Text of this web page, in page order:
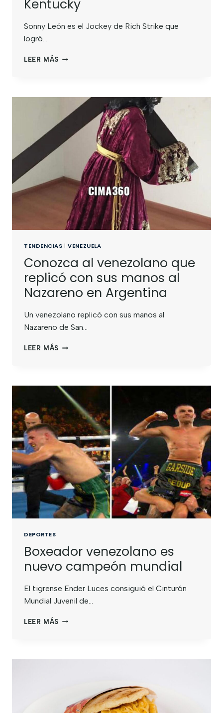
Kentucky
Sonny León es el Jockey de Rich Strike que
logró…
LEER MÁS
TENDENCIAS |VENEZUELA
Conozca al venezolano que
replicó con sus manos al
Nazareno en Argentina
Un venezolano replicó con sus manos al
Nazareno de San…
LEER MÁS
DEPORTES
Boxeador venezolano es
nuevo campeón mundial
El tigrense Ender Luces consiguió el Cinturón
Mundial Juvenil de…
LEER MÁS